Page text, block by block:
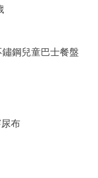
鋼兒童巴士餐盤
布